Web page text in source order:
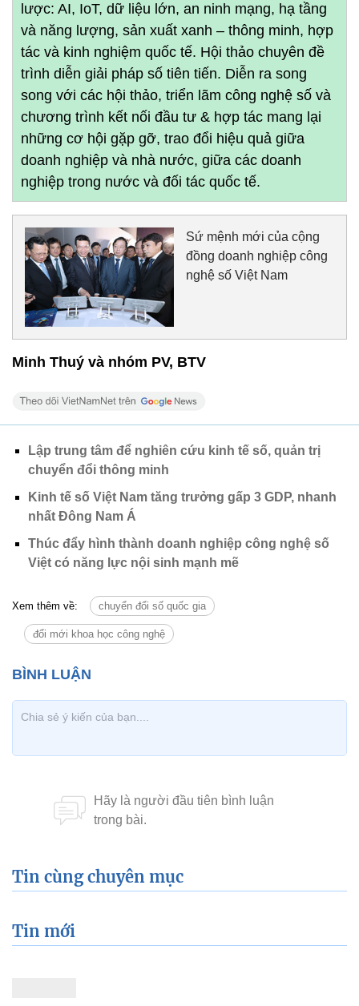
lược: AI, IoT, dữ liệu lớn, an ninh mạng, hạ tầng
và năng lượng, sản xuất xanh – thông minh, hợp
tác và kinh nghiệm quốc tế. Hội thảo chuyên đề
trình diễn giải pháp số tiên tiến. Diễn ra song
song với các hội thảo, triển lãm công nghệ số và
chương trình kết nối đầu tư & hợp tác mang lại
những cơ hội gặp gỡ, trao đổi hiệu quả giữa
doanh nghiệp và nhà nước, giữa các doanh
nghiệp trong nước và đối tác quốc tế.
Sứ mệnh mới của cộng
đồng doanh nghiệp công
nghệ số Việt Nam
Minh Thuý và nhóm PV, BTV
Lập trung tâm để nghiên cứu kinh tế số, quản trị
chuyển đổi thông minh
Kinh tế số Việt Nam tăng trưởng gấp 3 GDP, nhanh
nhất Đông Nam Á
Thúc đẩy hình thành doanh nghiệp công nghệ số
Việt có năng lực nội sinh mạnh mẽ
Xem thêm về: chuyển đổi số quốc gia
đổi mới khoa học công nghệ
Tin cùng chuyên mục
Tin mới